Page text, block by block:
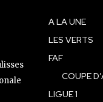
A LA UNE
LES VERTS
FAF
COUPE
LIGUE 1